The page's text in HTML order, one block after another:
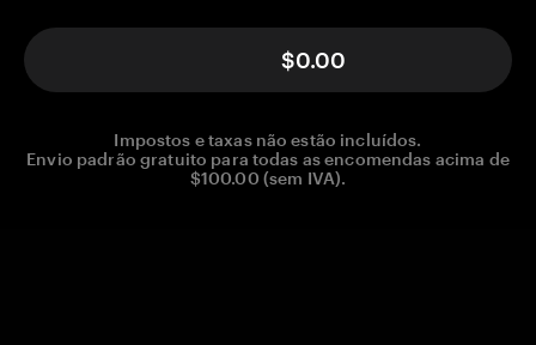
$0.00
Impostos e taxas não estão incluídos.
Envio padrão gratuito para todas as encomendas acima de
$100.00 (sem IVA).